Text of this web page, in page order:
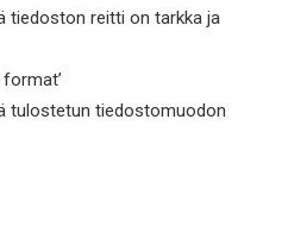
tiedoston reitti on tarkka ja
tulostetun tiedostomuodon